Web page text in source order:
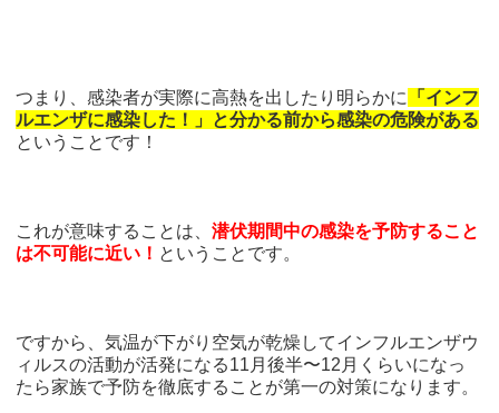
つまり、感染者が実際に高熱を出したり明らかに
「インフ
ルエンザに感染した！」と分かる前から感染の危険がある
ということです！
これが意味することは、潜伏期間中の感染を予防すること
は不可能に近い！ ということです。
ですから、気温が下がり空気が乾燥してインフルエンザウ
ィルスの活動が活発になる11月後半〜12月くらいになっ
たら家族で予防を徹底することが第一の対策になります。